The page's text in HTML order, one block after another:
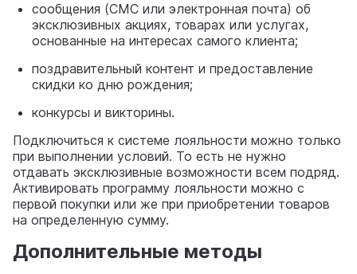
сообщения (СМС или электронная почта) об
эксклюзивных акциях, товарах или услугах,
основанные на интересах самого клиента;
поздравительный контент и предоставление
скидки ко дню рождения;
конкурсы и викторины.
Подключиться к системе лояльности можно только
при выполнении условий. То есть не нужно
отдавать эксклюзивные возможности всем подряд.
Активировать программу лояльности можно с
первой покупки или же при приобретении товаров
на определенную сумму.
Дополнительные методы